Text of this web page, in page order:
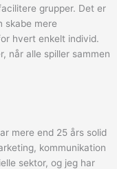
grupper. Det er
skabe mere
hvert enkelt individ.
når alle spiller sammen
mere end 25 års solid
kommunikation
sektor, og jeg har